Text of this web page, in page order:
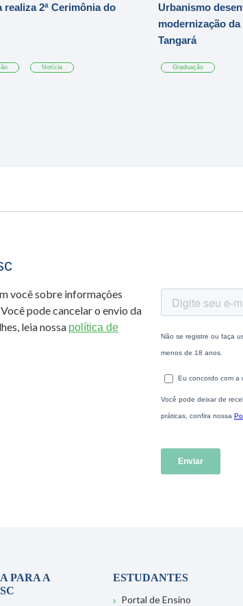
realiza 2ª Cerimônia do
Notícia
Urbanismo
modernização
Tangará
Graduação
você sobre informações
pode cancelar o envio da
leia nossa política de
PARA A
ESTUDANTES
Portal de Ensino